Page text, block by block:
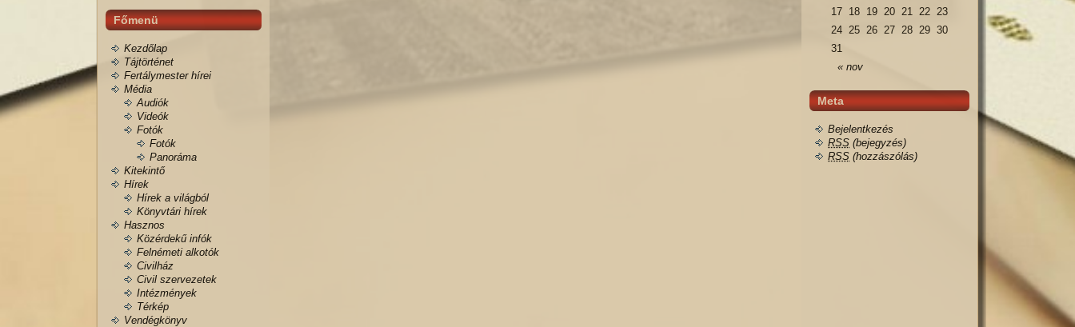
Főmenü
Kezdőlap
Tájtörténet
Fertálymester hírei
Média
Audiók
Videók
Fotók
Fotók
Panoráma
Kitekintő
Hírek
Hírek a világból
Könyvtári hírek
Hasznos
Közérdekű infók
Felnémeti alkotók
Civilház
Civil szervezetek
Intézmények
Térkép
Vendégkönyv
« nov
17 18 19 20 21 22 23
24 25 26 27 28 29 30
31
Meta
Bejelentkezés
RSS (bejegyzés)
RSS (hozzászólás)